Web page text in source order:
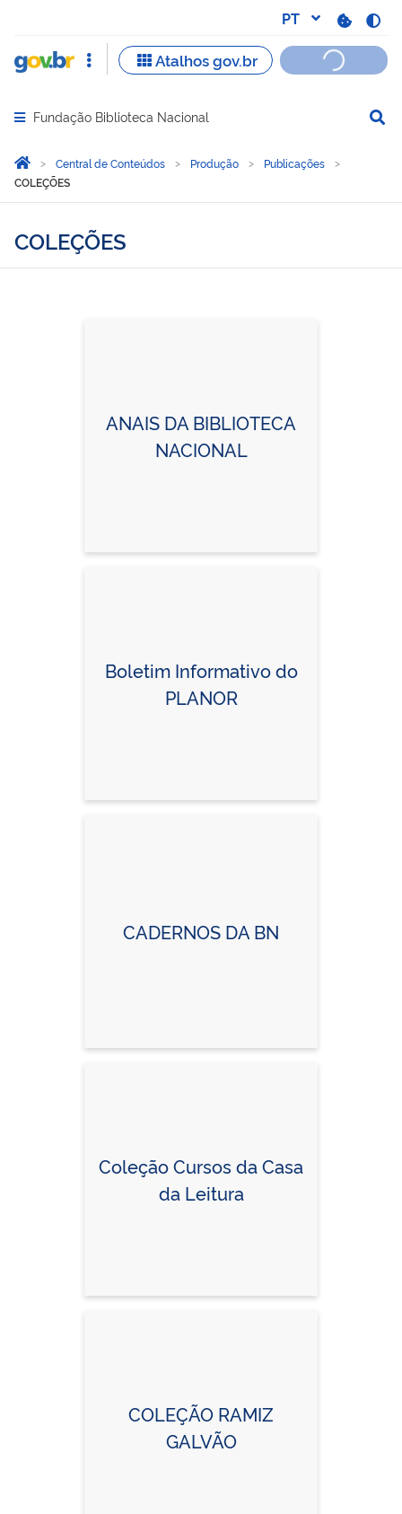
Abrir menu principal de navegação
Fundação Biblioteca Nacional
Você está aqui:
Página Inicial
Central de Conteúdos Produção
Publicações
COLEÇÕES
COLEÇÕES
ANAIS DA BIBLIOTECA
NACIONAL
Boletim Informativo do
PLANOR
CADERNOS DA BN
Coleção Cursos da Casa
da Leitura
COLEÇÃO RAMIZ
GALVÃO